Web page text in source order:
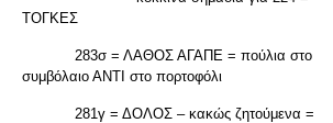
ΤΟΓΚΕΣ
283σ = ΛΑΘΟΣ ΑΓΑΠΕ = πούλια στο
συμβόλαιο ΑΝΤΙ στο πορτοφόλι
281γ = ΔΟΛΟΣ – κακώς ζητούμενα =